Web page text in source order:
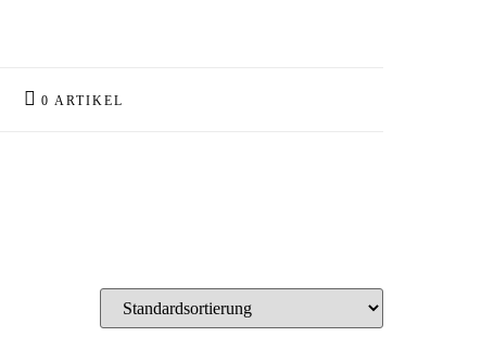
0 ARTIKEL